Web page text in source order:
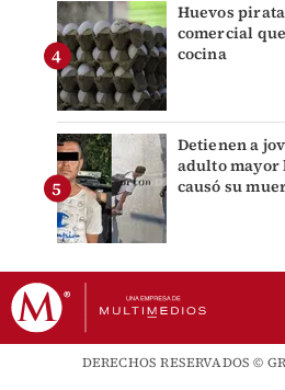
Huevos
comercial
cocina
Detienen a
adulto
causó su
DERECHOS RESERVADOS ©